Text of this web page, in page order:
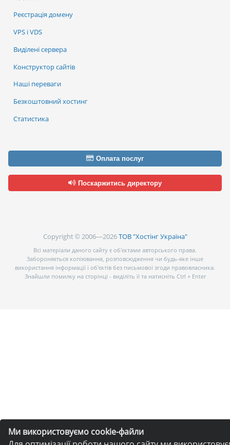
Ми використовуємо cookie-файли
Реєстрація домену
VPS і VDS
Виділені сервера
Конструктор сайтів
Наші переваги
Безкоштовний хостинг
Статистика
Оплата послуг
Поскаржитись директору
Copyright © 2006—2026ТОВ "Хостінг Україна"
Всі матеріали даного сайту є об’єктами авторського права.
Забороняється копіювання, розповсюдження чи будь-яке інше
використання інформації і об’єктів без письмової згоди правовласника.
Знайшли помилку на сторінці - виділіть її та натисніть Ctrl + Enter